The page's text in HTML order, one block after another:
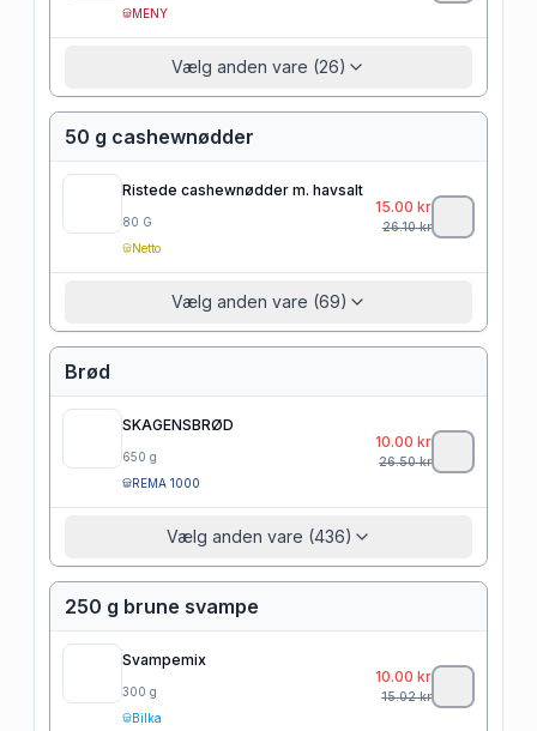
MENY
Vælg anden vare (26)
50 g cashewnødder
Ristede cashewnødder m. havsalt
80 G
Netto
15.00 kr
26.10kr
Vælg anden vare (69)
Brød
SKAGENSBRØD
650 g
REMA 1000
10.00 kr
26.50kr
Vælg anden vare (436)
250 g brune svampe
Svampemix
300 g
Bilka
10.00 kr
15.02kr